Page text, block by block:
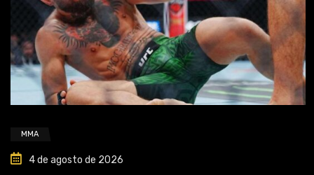
MMA
4 de agosto de 2026